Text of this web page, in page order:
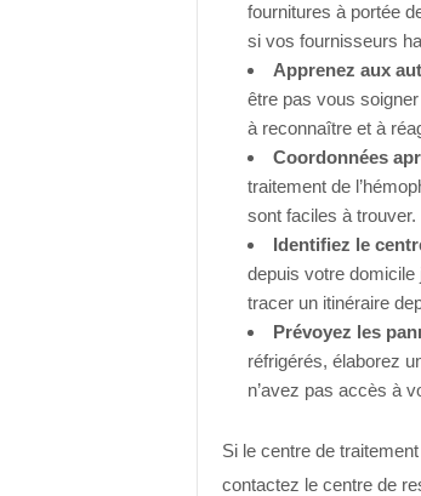
fournitures à portée
si vos fournisseurs
Apprenez aux
être pas vous
à reconnaître et à
Coordonnées
traitement de
sont faciles à
Identifiez le
depuis votre domicile
tracer un itinéraire
Prévoyez les
réfrigérés, élaborez
n’avez pas accès à
Si le centre de
contactez le centre de